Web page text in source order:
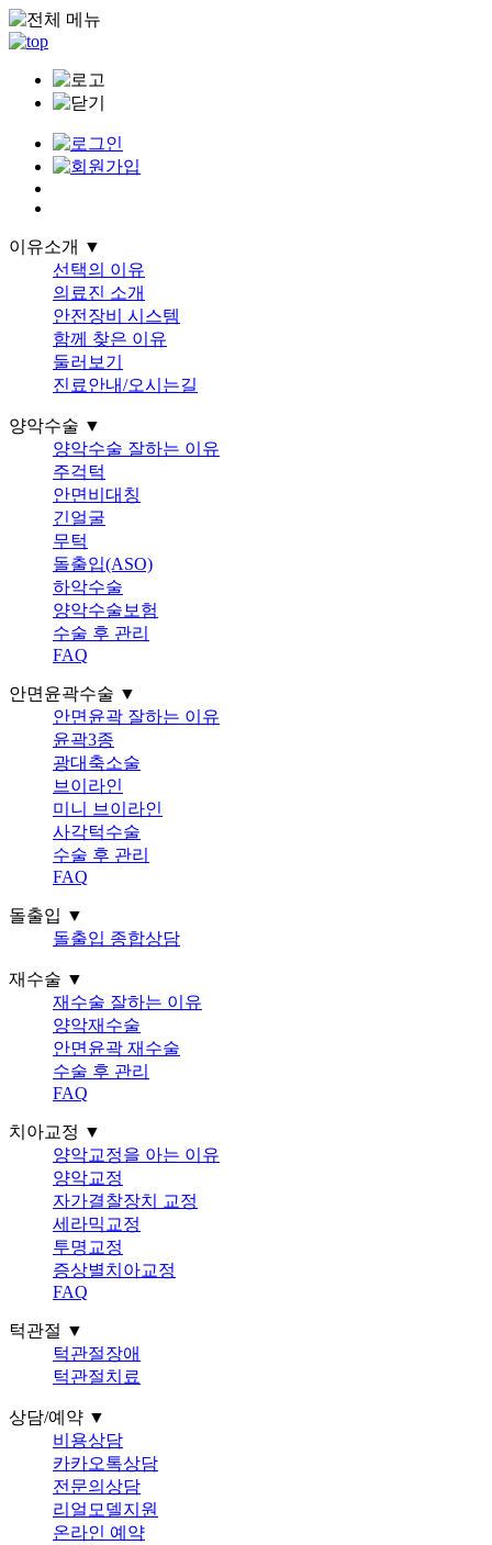
이유소개 ▼
선택의 이유
의료진 소개
안전장비 시스템
함께 찾은 이유
둘러보기
진료안내/오시는길
양악수술 ▼
양악수술 잘하는 이유
주걱턱
안면비대칭
긴얼굴
무턱
돌출입(ASO)
하악수술
양악수술보험
수술 후 관리
FAQ
안면윤곽수술 ▼
안면윤곽 잘하는 이유
윤곽3종
광대축소술
브이라인
미니 브이라인
사각턱수술
수술 후 관리
FAQ
돌출입 ▼
돌출입 종합상담
재수술 ▼
재수술 잘하는 이유
양악재수술
안면윤곽 재수술
수술 후 관리
FAQ
치아교정 ▼
양악교정을 아는 이유
양악교정
자가결찰장치 교정
세라믹교정
투명교정
증상별치아교정
FAQ
턱관절 ▼
턱관절장애
턱관절치료
상담/예약 ▼
비용상담
카카오톡상담
전문의상담
리얼모델지원
온라인 예약